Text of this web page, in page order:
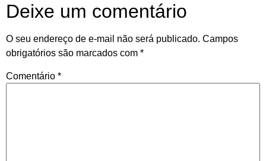
Deixe um comentário
O seu endereço de e-mail não será publicado. Campos
obrigatórios são marcados com *
Comentário *